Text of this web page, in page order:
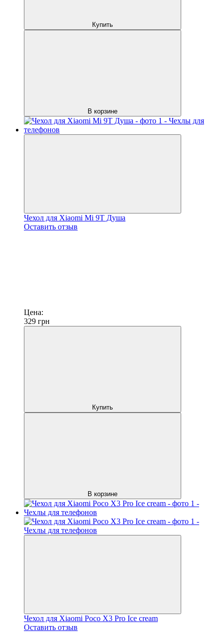
Купить
В корзине
Чехол для Xiaomi Mi 9T Душа
Оставить отзыв
Цена:
329 грн
Купить
В корзине
Чехол для Xiaomi Poco X3 Pro Ice cream
Оставить отзыв